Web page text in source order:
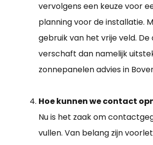
vervolgens een keuze voor
planning voor de installatie.
gebruik van het vrije veld. De
verschaft dan namelijk
zonnepanelen advies in
Hoe kunnen we contact
Nu is het zaak om
vullen. Van belang zijn